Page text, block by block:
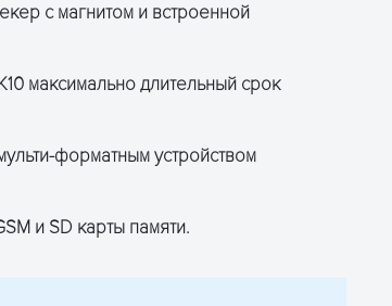
с магнитом и встроенной
максимально длительный срок
форматным устройством
и SD карты памяти.